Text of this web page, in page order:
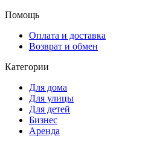
Помощь
Оплата и доставка
Возврат и обмен
Категории
Для дома
Для улицы
Для детей
Бизнес
Аренда